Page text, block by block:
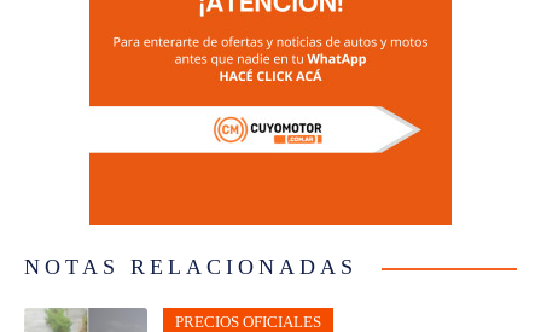
NOTAS RELACIONADAS
PRECIOS OFICIALES